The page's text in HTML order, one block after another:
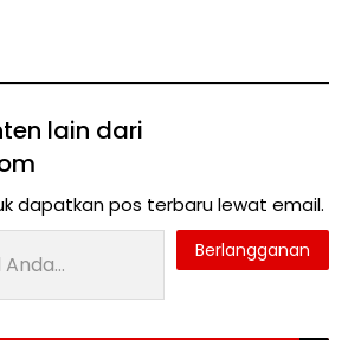
lain dari
dapatkan pos terbaru lewat email.
Berlangganan